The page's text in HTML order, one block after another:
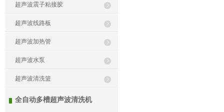
超声波震子粘接胶
超声波线路板
超声波加热管
超声波水泵
超声波清洗篮
全自动多槽超声波清洗机